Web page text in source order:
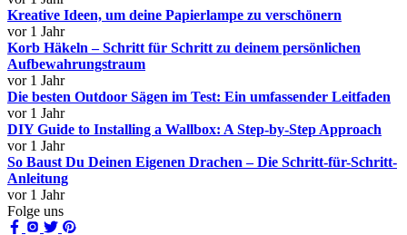
Kreative Ideen, um deine Papierlampe zu verschönern
vor 1 Jahr
Korb Häkeln – Schritt für Schritt zu deinem persönlichen
Aufbewahrungstraum
vor 1 Jahr
Die besten Outdoor Sägen im Test: Ein umfassender Leitfaden
vor 1 Jahr
DIY Guide to Installing a Wallbox: A Step-by-Step Approach
vor 1 Jahr
So Baust Du Deinen Eigenen Drachen – Die Schritt-für-Schritt-
Anleitung
vor 1 Jahr
Folge uns